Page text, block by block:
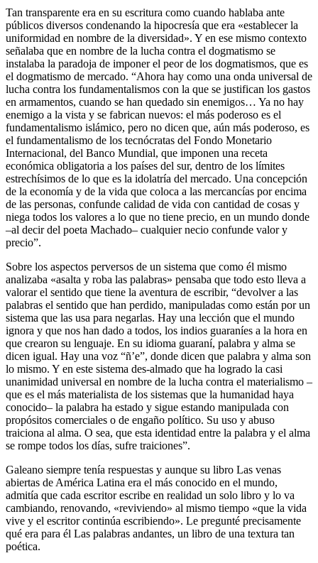
Tan transparente era en su escritura como cuando hablaba ante
públicos diversos condenando la hipocresía que era «establecer la
uniformidad en nombre de la diversidad». Y en ese mismo contexto
señalaba que en nombre de la lucha contra el dogmatismo se
instalaba la paradoja de imponer el peor de los dogmatismos, que es
el dogmatismo de mercado. “Ahora hay como una onda universal de
lucha contra los fundamentalismos con la que se justifican los gastos
en armamentos, cuando se han quedado sin enemigos… Ya no hay
enemigo a la vista y se fabrican nuevos: el más poderoso es el
fundamentalismo islámico, pero no dicen que, aún más poderoso, es
el fundamentalismo de los tecnócratas del Fondo Monetario
Internacional, del Banco Mundial, que imponen una receta
económica obligatoria a los países del sur, dentro de los límites
estrechísimos de lo que es la idolatría del mercado. Una concepción
de la economía y de la vida que coloca a las mercancías por encima
de las personas, confunde calidad de vida con cantidad de cosas y
niega todos los valores a lo que no tiene precio, en un mundo donde
–al decir del poeta Machado– cualquier necio confunde valor y
precio”.
Sobre los aspectos perversos de un sistema que como él mismo
analizaba «asalta y roba las palabras» pensaba que todo esto lleva a
valorar el sentido que tiene la aventura de escribir, “devolver a las
palabras el sentido que han perdido, manipuladas como están por un
sistema que las usa para negarlas. Hay una lección que el mundo
ignora y que nos han dado a todos, los indios guaraníes a la hora en
que crearon su lenguaje. En su idioma guaraní, palabra y alma se
dicen igual. Hay una voz “ñ’e”, donde dicen que palabra y alma son
lo mismo. Y en este sistema des-almado que ha logrado la casi
unanimidad universal en nombre de la lucha contra el materialismo –
que es el más materialista de los sistemas que la humanidad haya
conocido– la palabra ha estado y sigue estando manipulada con
propósitos comerciales o de engaño político. Su uso y abuso
traiciona al alma. O sea, que esta identidad entre la palabra y el alma
se rompe todos los días, sufre traiciones”.
Galeano siempre tenía respuestas y aunque su libro Las venas
abiertas de América Latina era el más conocido en el mundo,
admitía que cada escritor escribe en realidad un solo libro y lo va
cambiando, renovando, «reviviendo» al mismo tiempo «que la vida
vive y el escritor continúa escribiendo». Le pregunté precisamente
qué era para él Las palabras andantes, un libro de una textura tan
poética.